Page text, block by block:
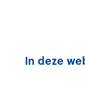
In deze